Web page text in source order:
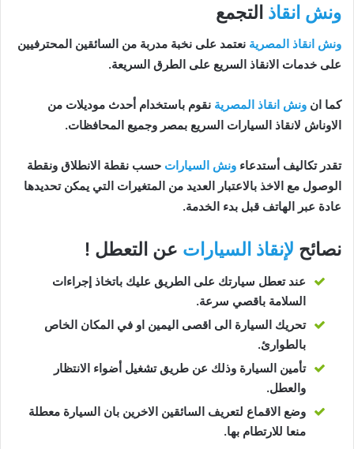
ونش انقاذ التجمع
ونش انقاذ المصرية نعتمد على نخبة مدربة من السائقين المحترفيين
على خدمات الانقاذ السريع على الطرق السريعة.
كما ان ونش انقاذ المصرية نقوم باستخدام أحدث موديلات من
الاوناش لانقاذ السيارات السريع بمصر وجميع المحافظات.
تقدر تكاليف أستدعاء ونش السيارات حسب نقطة الانطلاق ونقطة
الوصول مع الاخذ بالاعتبار العديد من المتغيرات التي يمكن تحديدها
عادة عبر الهاتف قبل بدء الخدمة.
نصائح لإنقاذ السيارات عن التعطل !
عند تعطل سيارتك على الطريق عليك باتخاذ إجراءات
السلامة باقصي سرعة.
تحريك السيارة الى اقصى اليمين او في المكان الخاص
بالطوارئ.
تأمين السيارة وذلك عن طريق تشغيل أضواء الانتظار
والعطل.
وضع الاقماع لتعريف السائقين الاخرين بان السيارة معطلة
منعا للارتطام بها.